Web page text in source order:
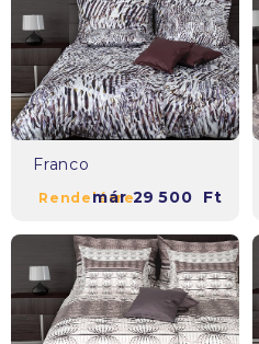
Franco
Rendelésre
már29 500 Ft